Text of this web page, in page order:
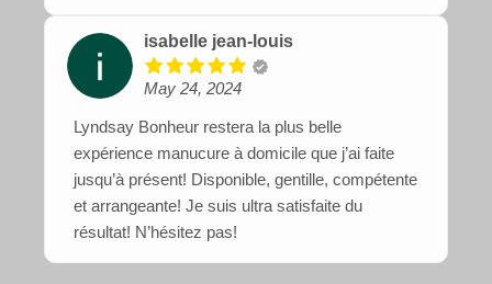
isabelle jean-louis
May 24, 2024
Lyndsay Bonheur restera la plus belle
expérience manucure à domicile que j’ai faite
jusqu’à présent! Disponible, gentille, compétente
et arrangeante! Je suis ultra satisfaite du
résultat! N’hésitez pas!